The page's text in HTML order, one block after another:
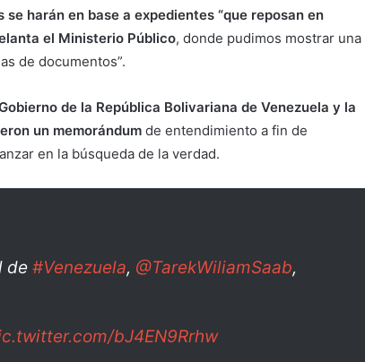
harán en base a expedientes “que reposan en
el Ministerio Público, donde pudimos mostrar una
de documentos”.
de la República Bolivariana de Venezuela y la
un memorándum de entendimiento a fin de
en la búsqueda de la verdad.
de#Venezuela, @TarekWiliamSaab,
bJ4EN9Rrhw